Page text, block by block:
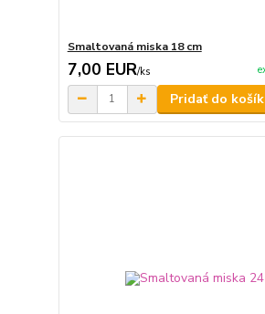
Smaltovaná miska 18 cm
7,00 EUR/ks
Pridať do